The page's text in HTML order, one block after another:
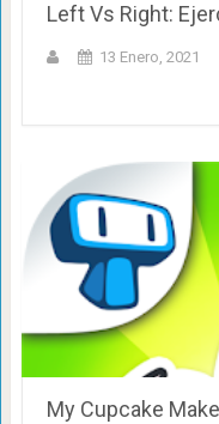
Left Vs Right:
13 Enero, 2021
My Cupcake